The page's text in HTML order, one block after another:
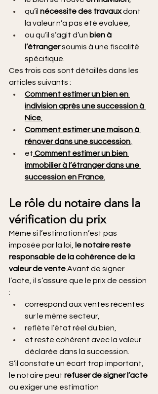
qu’il nécessite des travaux dont
la valeur n’a pas été évaluée,
ou qu’il s’agit d’un bien à
l’étranger soumis à une fiscalité
spécifique.
Ces trois cas sont détaillés dans les
articles suivants :
Comment estimer un bien en
indivision après une succession à
Nice
Comment estimer une maison à
rénover dans une succession
et Comment estimer un bien
immobilier à l’étranger dans une
succession en France
Le rôle du notaire dans la
vérification du prix
Même si l’estimation n’est pas
imposée par la loi,
le notaire reste
responsable de la cohérence de la
valeur de vente.Avant de signer
l’acte, il s’assure que le prix de cession
:
correspond aux ventes récentes
sur le même secteur,
reflète l’état réel du bien,
et reste cohérent avec la valeur
déclarée dans la succession.
S’il constate un écart trop important,
le notaire peut refuser de signer l’acte
ou exiger une estimation